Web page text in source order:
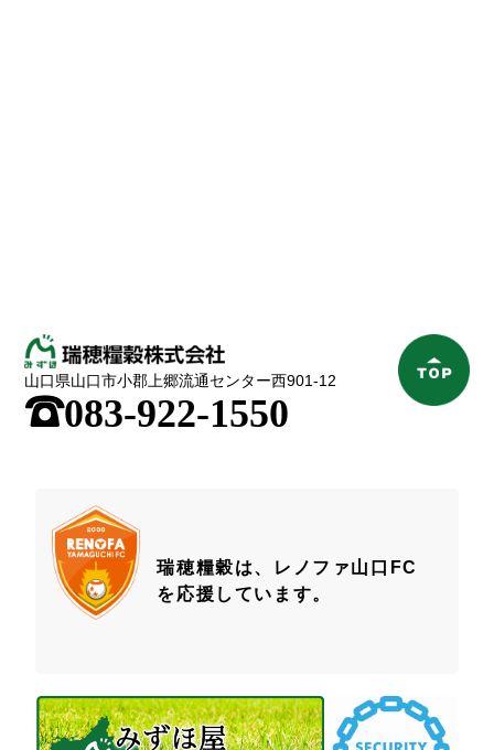
山口県山口市小郡上郷流通センター西901-12
;083-922-1550
瑞穂糧穀は、レノファ山口FC
を応援しています。